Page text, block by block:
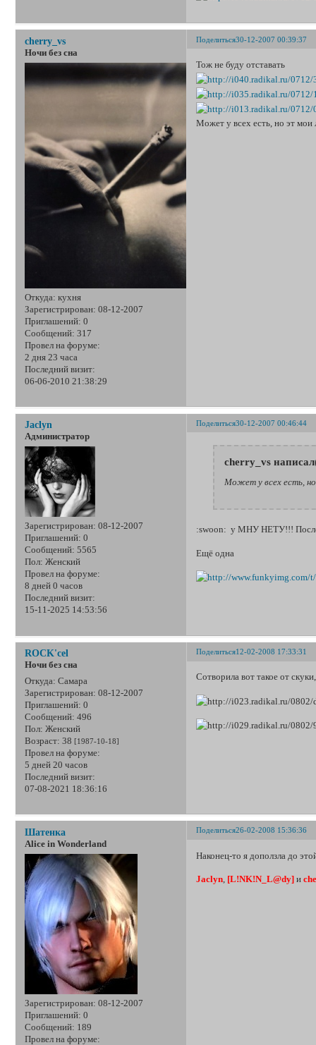
Поделиться30-12-2007 00:39:37
cherry_vs
Ночи без сна
Откуда: кухня
Зарегистрирован: 08-12-2007
Приглашений: 0
Сообщений: 317
Провел на форуме:
2 дня 23 часа
Последний визит:
06-06-2010 21:38:29
Тож не буду отставать
Может у всех есть, но эт
Поделиться30-12-2007 00:46:44
Jaclyn
Администратор
Зарегистрирован: 08-12-2007
Приглашений: 0
Сообщений: 5565
Пол: Женский
Провел на форуме:
8 дней 0 часов
Последний визит:
15-11-2025 14:53:56
cherry_vs
Может у всех есть,
:swoon: у МНУ НЕТУ!!!
Ещё одна
Поделиться12-02-2008 17:33:31
ROCK'cel
Ночи без сна
Откуда: Самара
Зарегистрирован: 08-12-2007
Приглашений: 0
Сообщений: 496
Пол: Женский
Возраст: 38 [1987-10-18]
Провел на форуме:
5 дней 20 часов
Последний визит:
07-08-2021 18:36:16
Сотворила вот такое от
Поделиться26-02-2008 15:36:36
Шатенка
Alice in Wonderland
Зарегистрирован: 08-12-2007
Приглашений: 0
Сообщений: 189
Провел на форуме:
Наконец-то я доползла до
Jaclyn [L!NK!N_L@dy] и